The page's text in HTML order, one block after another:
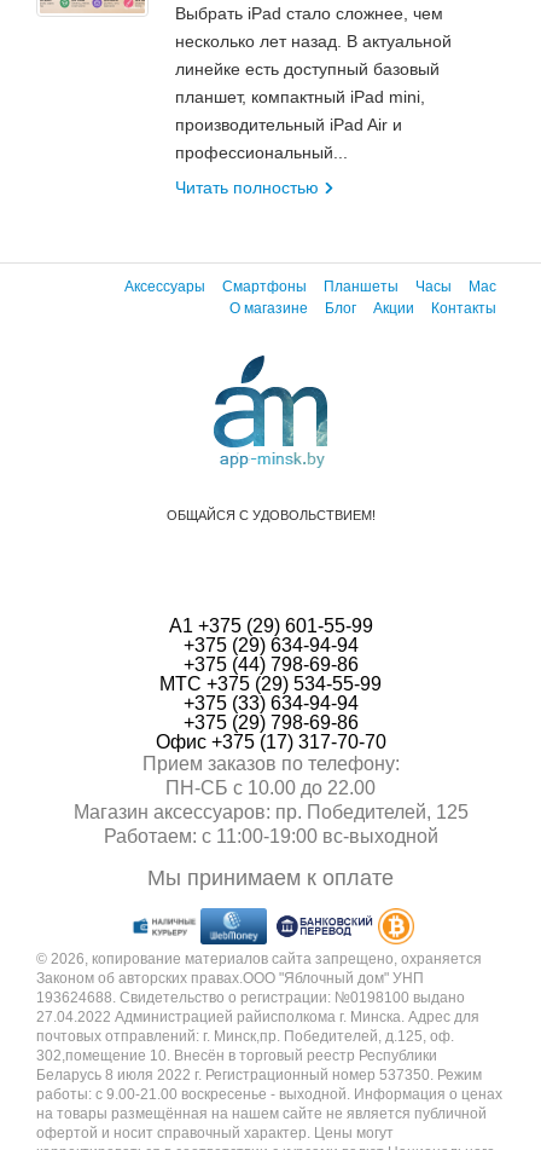
Выбрать iPad стало сложнее, чем
несколько лет назад. В актуальной
линейке есть доступный базовый
планшет, компактный iPad mini,
производительный iPad Air и
профессиональный...
Читать полностью
Аксессуары Смартфоны Планшеты Часы
Mac
О магазине
Блог Акции Контакты
ОБЩАЙСЯ С УДОВОЛЬСТВИЕМ!
А1 +375 (29) 601-55-99
+375 (29) 634-94-94
+375 (44) 798-69-86
МТС +375 (29) 534-55-99
+375 (33) 634-94-94
+375 (29) 798-69-86
Офис +375 (17) 317-70-70
Прием заказов по телефону:
ПН-СБ с 10.00 до 22.00
Магазин аксессуаров: пр. Победителей, 125
Работаем: с 11:00-19:00 вc-выходной
Мы принимаем к оплате
© 2026, копирование материалов сайта запрещено, охраняется
Законом об авторских правах.ООО "Яблочный дом" УНП
193624688. Свидетельство о регистрации: №0198100 выдано
27.04.2022 Администрацией райисполкома г. Минска. Адрес для
почтовых отправлений: г. Минск,пр. Победителей, д.125, оф.
302,помещение 10. Внесён в торговый реестр Республики
Беларусь 8 июля 2022 г. Регистрационный номер 537350. Режим
работы: с 9.00-21.00 воскресенье - выходной. Информация о ценах
на товары размещённая на нашем сайте не является публичной
офертой и носит справочный характер. Цены могут